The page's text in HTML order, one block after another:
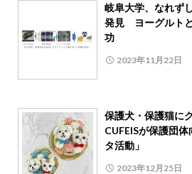
岐阜大学、なれず
発見 ヨーグルト
功
2023年11月22日
保護犬・保護猫に
CUFEISが保護団
タ活動」
2023年12月25日